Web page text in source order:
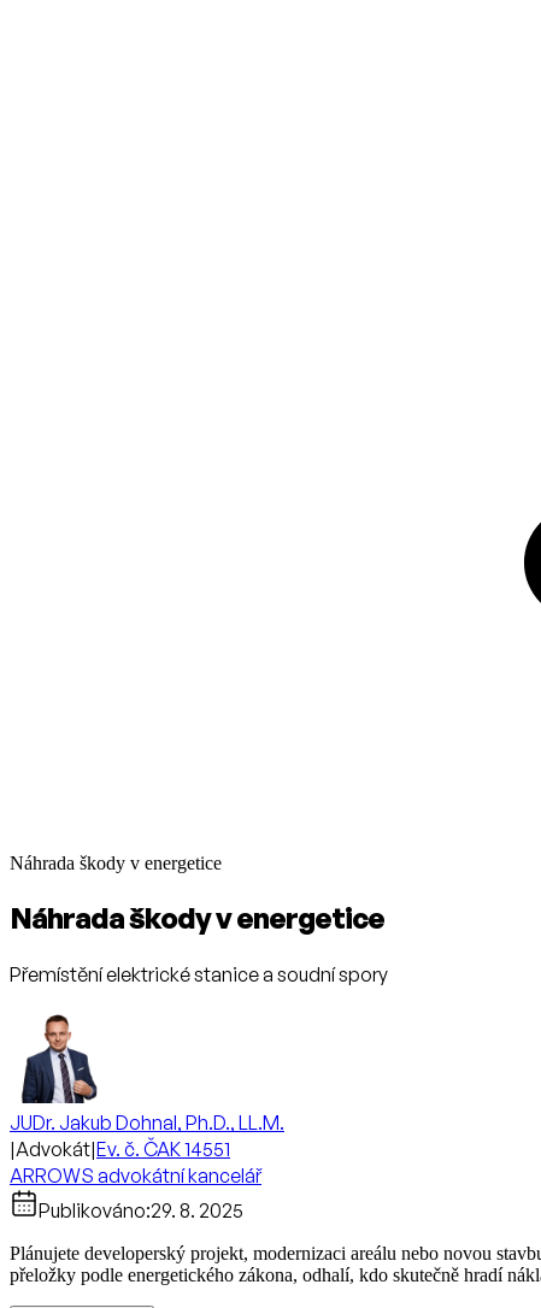
Náhrada škody v energetice
Náhrada škody v energetice
Přemístění elektrické stanice a soudní spory
JUDr. Jakub Dohnal, Ph.D., LL.M.
|Advokát|Ev. č. ČAK 14551
ARROWS advokátní kancelář
Publikováno:29. 8. 2025
Plánujete developerský projekt, modernizaci areálu nebo novou
přeložky podle energetického zákona, odhalí, kdo skutečně hradí